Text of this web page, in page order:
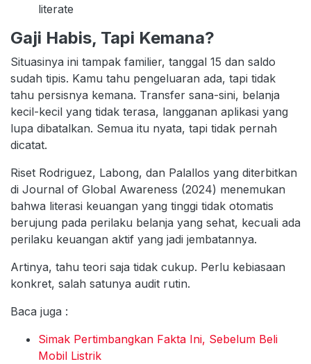
literate
Gaji Habis, Tapi Kemana?
Situasinya ini tampak familier, tanggal 15 dan saldo
sudah tipis. Kamu tahu pengeluaran ada, tapi tidak
tahu persisnya kemana. Transfer sana-sini, belanja
kecil-kecil yang tidak terasa, langganan aplikasi yang
lupa dibatalkan. Semua itu nyata, tapi tidak pernah
dicatat.
Riset Rodriguez, Labong, dan Palallos yang diterbitkan
di Journal of Global Awareness (2024) menemukan
bahwa literasi keuangan yang tinggi tidak otomatis
berujung pada perilaku belanja yang sehat, kecuali ada
perilaku keuangan aktif yang jadi jembatannya.
Artinya, tahu teori saja tidak cukup. Perlu kebiasaan
konkret, salah satunya audit rutin.
Baca juga :
Simak Pertimbangkan Fakta Ini, Sebelum Beli
Mobil Listrik